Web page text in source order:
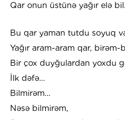
Qar onun üstünə yağır elə
Bu qar yaman tutdu soyuq
Yağır aram-aram qar, birəm-
Bir çox duyğulardan yoxdu
İlk dəfə…
Bilmirəm…
Nəsə bilmirəm,